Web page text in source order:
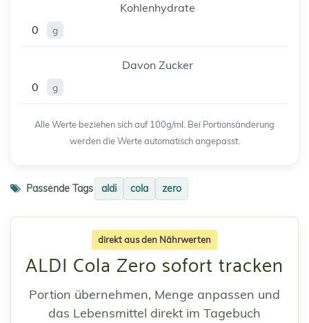
Kohlenhydrate
0
g
Davon Zucker
0
g
Alle Werte beziehen sich auf 100g/ml. Bei Portionsänderung
werden die Werte automatisch angepasst.
Passende Tags aldi cola zero
direkt aus den Nährwerten
ALDI Cola Zero sofort tracken
Portion übernehmen, Menge anpassen und
das Lebensmittel direkt im Tagebuch